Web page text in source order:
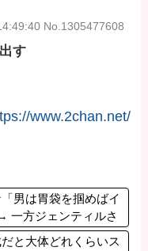
No.1305477608
す
www.2chan.net/
男は胃袋を掴めばイ
一方ジェンティルさ
と大体どれくらいス